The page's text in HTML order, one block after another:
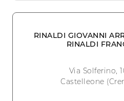
RINALDI GIOVANNI
RINALDI
Via Solferino,
Castelleone